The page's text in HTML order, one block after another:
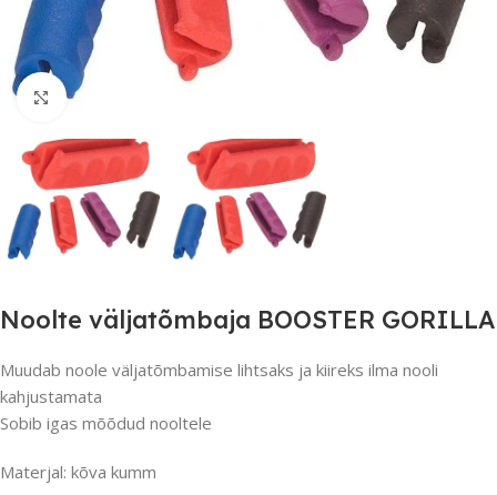
Suurendamiseks klõpsake
Noolte väljatõmbaja BOOSTER GORILLA
Muudab noole väljatõmbamise lihtsaks ja kiireks ilma nooli
kahjustamata
Sobib igas mõõdud nooltele
Materjal: kõva kumm